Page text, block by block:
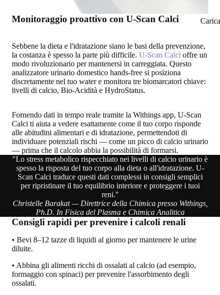
Monitoraggio proattivo con U-Scan Calci
Sebbene la dieta e l'idratazione siano le basi della prevenzione,
la costanza è spesso la parte più difficile. U-Scan Calci offre un
modo rivoluzionario per mantenersi in carreggiata. Questo
analizzatore urinario domestico hands-free si posiziona
discretamente nel tuo water e monitora tre biomarcatori chiave:
livelli di calcio, Bio-Acidità e HydroStatus.
Fornendo dati in tempo reale tramite la Withings app, U-Scan
Calci ti aiuta a vedere esattamente come il tuo corpo risponde
alle abitudini alimentari e di idratazione, permettendoti di
individuare potenziali rischi — come un picco di calcio urinario
— prima che il calcolo abbia la possibilità di formarsi.
"Lo stress metabolico rispecchiato nei livelli di calcio urinario è
spesso la risposta del tuo corpo alla dieta o all'idratazione. U-
Scan Calci traduce questi dati complessi in consigli semplici
per ripristinare il tuo equilibrio interiore e proteggere i tuoi
reni."
Christelle Barakat — Direttrice della Chimica presso Withings,
Ph.D. In Fisica del Plasma e Chimica Analitica
Consigli rapidi per prevenire i calcoli renali
• Bevi 8–12 tazze di liquidi al giorno per mantenere le urine
diluite.
• Abbina gli alimenti ricchi di ossalati al calcio (ad esempio,
formaggio con spinaci) per prevenire l'assorbimento degli
ossalati.